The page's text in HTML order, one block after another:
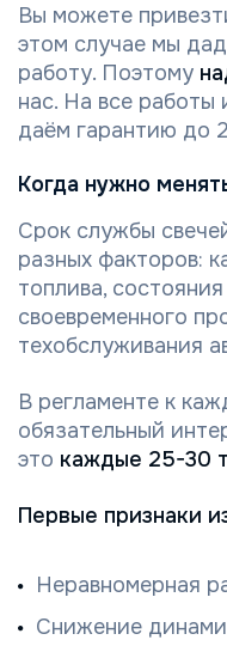
Вы можете
этом случае мы
работу. Поэтому
нас. На все работы
даём гарантию до
Когда нужно
Срок службы
разных факторов:
топлива,
своевременного
техобслуживания
В регламенте к
обязательный
это каждые 25-30
Первые признаки
Неравномерная
Снижение